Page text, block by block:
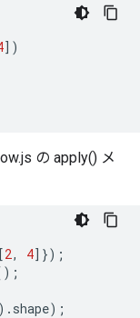
])
の apply() メ
[2, 4]});
). shape);